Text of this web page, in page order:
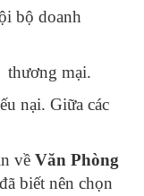
bộ doanh
thương mại.
nại. Giữa các
về Văn Phòng
biết nên chọn